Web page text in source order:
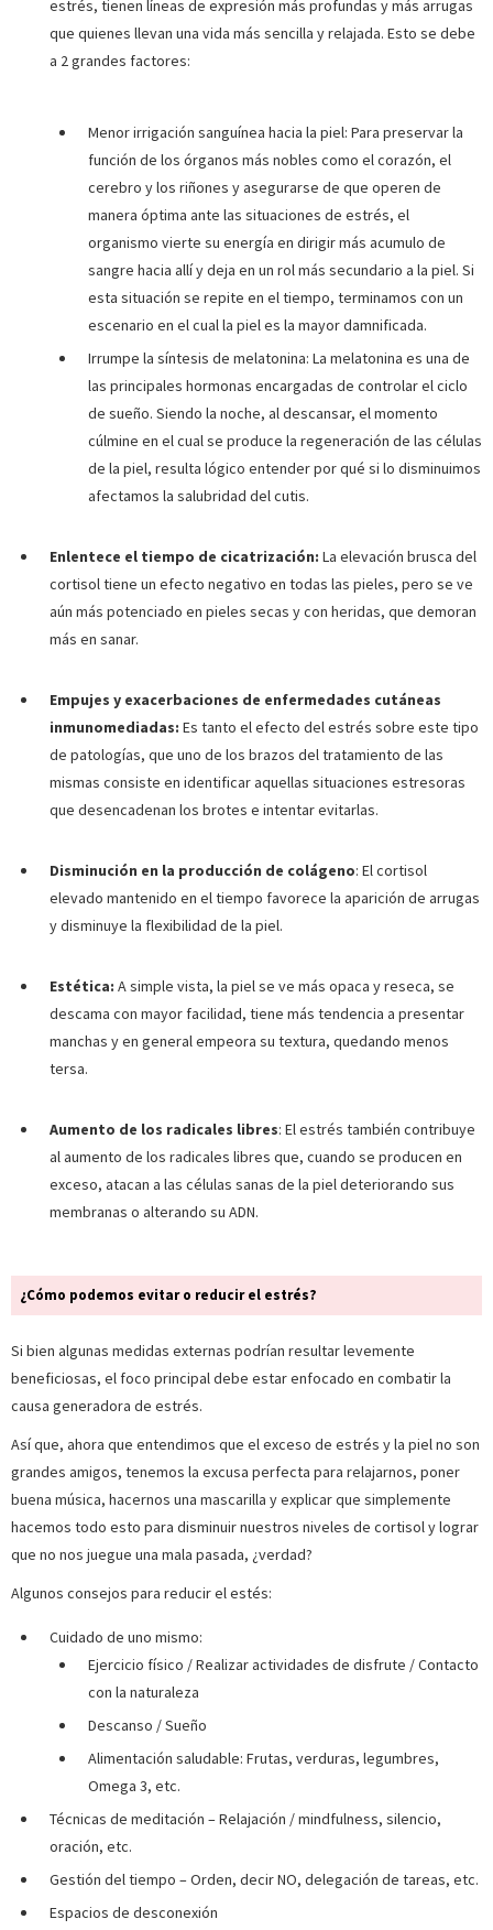
estrés, tienen líneas de expresión más profundas y más arrugas
que quienes llevan una vida más sencilla y relajada. Esto se debe
a 2 grandes factores:
Menor irrigación sanguínea hacia la piel: Para preservar la
función de los órganos más nobles como el corazón, el
cerebro y los riñones y asegurarse de que operen de
manera óptima ante las situaciones de estrés, el
organismo vierte su energía en dirigir más acumulo de
sangre hacia allí y deja en un rol más secundario a la piel. Si
esta situación se repite en el tiempo, terminamos con un
escenario en el cual la piel es la mayor damnificada.
Irrumpe la síntesis de melatonina: La melatonina es una de
las principales hormonas encargadas de controlar el ciclo
de sueño. Siendo la noche, al descansar, el momento
cúlmine en el cual se produce la regeneración de las células
de la piel, resulta lógico entender por qué si lo disminuimos
afectamos la salubridad del cutis.
Enlentece el tiempo de cicatrización: La elevación brusca del
cortisol tiene un efecto negativo en todas las pieles, pero se ve
aún más potenciado en pieles secas y con heridas, que demoran
más en sanar.
Empujes y exacerbaciones de enfermedades cutáneas
inmunomediadas: Es tanto el efecto del estrés sobre este tipo
de patologías, que uno de los brazos del tratamiento de las
mismas consiste en identificar aquellas situaciones estresoras
que desencadenan los brotes e intentar evitarlas.
Disminución en la producción de colágeno: El cortisol
elevado mantenido en el tiempo favorece la aparición de arrugas
y disminuye la flexibilidad de la piel.
Estética: A simple vista, la piel se ve más opaca y reseca, se
descama con mayor facilidad, tiene más tendencia a presentar
manchas y en general empeora su textura, quedando menos
tersa.
Aumento de los radicales libres: El estrés también contribuye
al aumento de los radicales libres que, cuando se producen en
exceso, atacan a las células sanas de la piel deteriorando sus
membranas o alterando su ADN.
¿Cómo podemos evitar o reducir el estrés?
Si bien algunas medidas externas podrían resultar levemente
beneficiosas, el foco principal debe estar enfocado en combatir la
causa generadora de estrés.
Así que, ahora que entendimos que el exceso de estrés y la piel no son
grandes amigos, tenemos la excusa perfecta para relajarnos, poner
buena música, hacernos una mascarilla y explicar que simplemente
hacemos todo esto para disminuir nuestros niveles de cortisol y lograr
que no nos juegue una mala pasada, ¿verdad?
Algunos consejos para reducir el estés:
Cuidado de uno mismo:
Ejercicio físico / Realizar actividades de disfrute / Contacto
con la naturaleza
Descanso / Sueño
Alimentación saludable: Frutas, verduras, legumbres,
Omega 3, etc.
Técnicas de meditación – Relajación / mindfulness, silencio,
oración, etc.
Gestión del tiempo – Orden, decir NO, delegación de tareas, etc.
Espacios de desconexión